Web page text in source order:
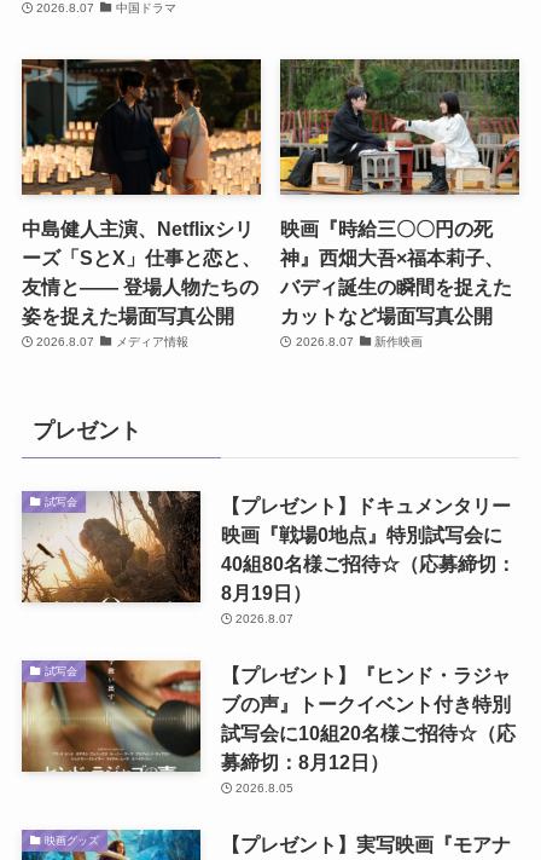
2026.8.07 中国ドラマ
中島健人主演、Netflixシリ
ーズ「SとX」仕事と恋と、
友情と―― 登場人物たちの
姿を捉えた場面写真公開
2026.8.07 メディア情報
映画『時給三〇〇円の死
神』西畑大吾×福本莉子、
バディ誕生の瞬間を捉えた
カットなど場面写真公開
2026.8.07 新作映画
プレゼント
試写会
【プレゼント】ドキュメンタリー
映画『戦場0地点』特別試写会に
40組80名様ご招待☆（応募締切：
8月19日）
2026.8.07
試写会
【プレゼント】『ヒンド・ラジャ
ブの声』トークイベント付き特別
試写会に10組20名様ご招待☆（応
募締切：8月12日）
2026.8.05
映画グッズ 【プレゼント】実写映画『モアナ